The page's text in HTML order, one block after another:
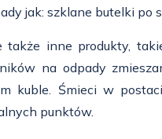
jak: szklane butelki po
także inne produkty,
na odpady
kuble. Śmieci w
punktów.